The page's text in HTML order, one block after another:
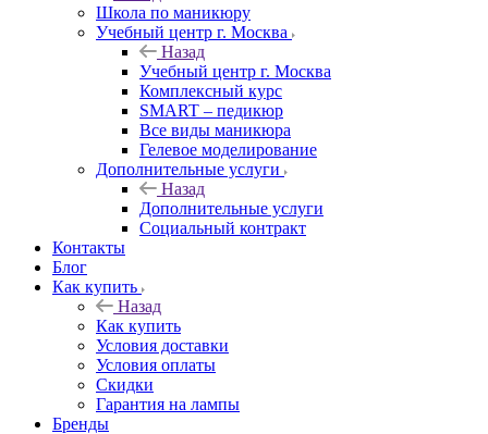
Школа по маникюру
Учебный центр г. Москва
Назад
Учебный центр г. Москва
Комплексный курс
SMART – педикюр
Все виды маникюра
Гелевое моделирование
Дополнительные услуги
Назад
Дополнительные услуги
Социальный контракт
Контакты
Блог
Как купить
Назад
Как купить
Условия доставки
Условия оплаты
Скидки
Гарантия на лампы
Бренды